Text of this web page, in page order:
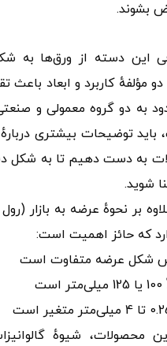
بشوند.
این دسته از ورق‌ها به
مؤلفهٔ کاربرد و ابعاد باعث
به دو گروه معمولی و
باید توضیحات بیشتری دربارهٔ
به دست دهیم تا به شکل
شوید.
بر نحوهٔ عرضه به بازار
که حائز اهمیت است:
شکل عرضه متفاوت است
محصولات، شیوهٔ